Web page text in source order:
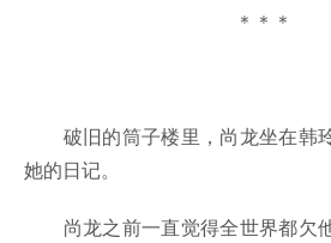
＊＊＊ ＊＊
正
破旧的筒子楼里，尚龙坐在韩
她的日记。
尚龙之前一直觉得全世界都欠